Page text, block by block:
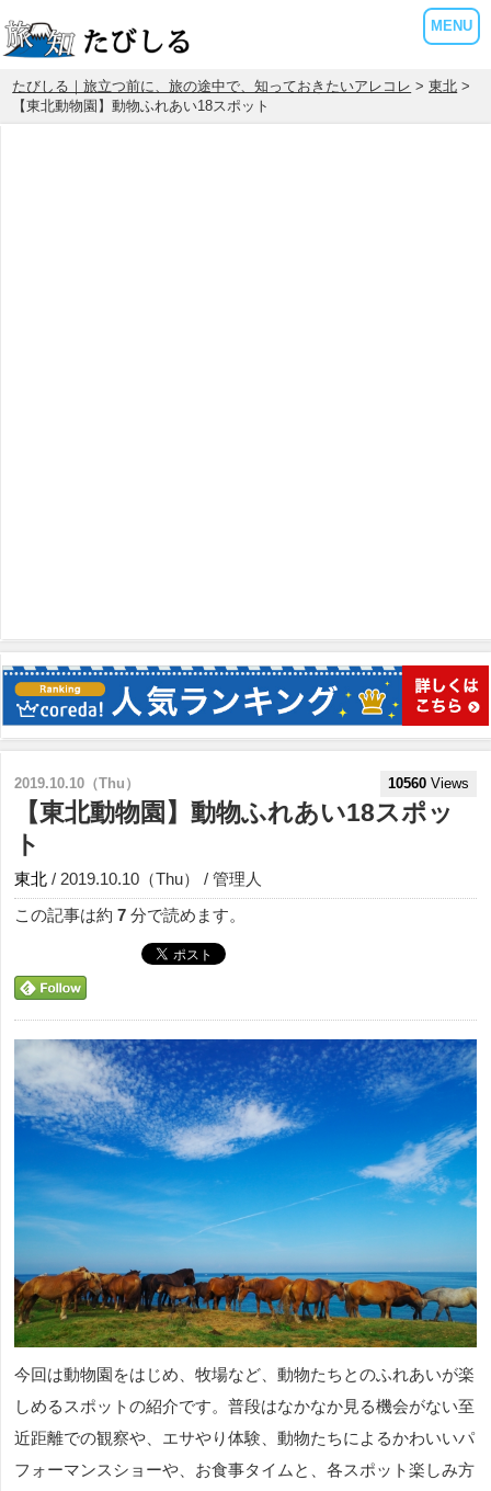
MENU
たびしる｜旅立つ前に、旅の途中で、知っておきたいアレコレ >東北 >
【東北動物園】動物ふれあい18スポット
2019.10.10（Thu） 10560 Views
【東北動物園】動物ふれあい18スポッ
ト
東北 / 2019.10.10（Thu） / 管理人
この記事は約 7 分で読めます。
今回は動物園をはじめ、牧場など、動物たちとのふれあいが楽
しめるスポットの紹介です。普段はなかなか見る機会がない至
近距離での観察や、エサやり体験、動物たちによるかわいいパ
フォーマンスショーや、お食事タイムと、各スポット楽しみ方